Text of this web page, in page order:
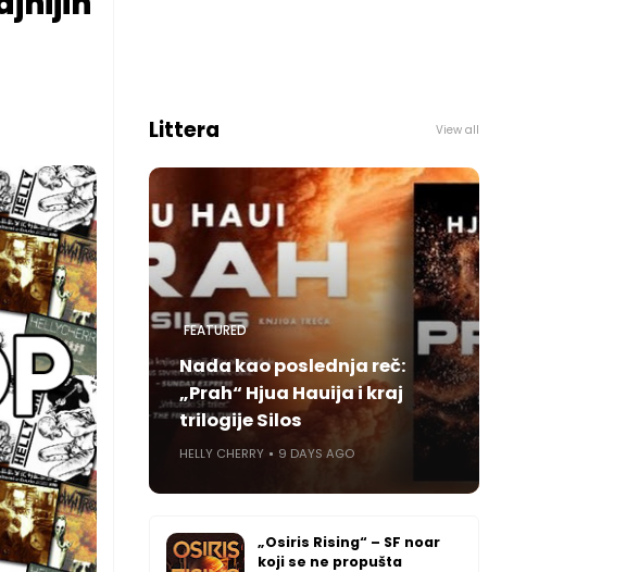
Littera View all
FEATURED
Nada kao poslednja reč:
„Prah“ Hjua Hauija i kraj
trilogije Silos
HELLY CHERRY 9 DAYS AGO
„Osiris Rising“ – SF noar
koji se ne propušta